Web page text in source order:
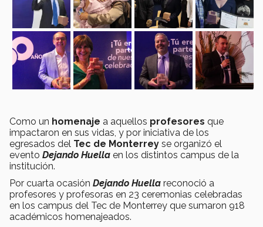
Como un homenaje a aquellos profesores que
impactaron en sus vidas, y por iniciativa de los
egresados del Tec de Monterrey se organizó el
evento Dejando Huella en los distintos campus de la
institución.
Por cuarta ocasión Dejando Huella reconoció a
profesores y profesoras en 23 ceremonias celebradas
en los campus del Tec de Monterrey que sumaron 918
académicos homenajeados.